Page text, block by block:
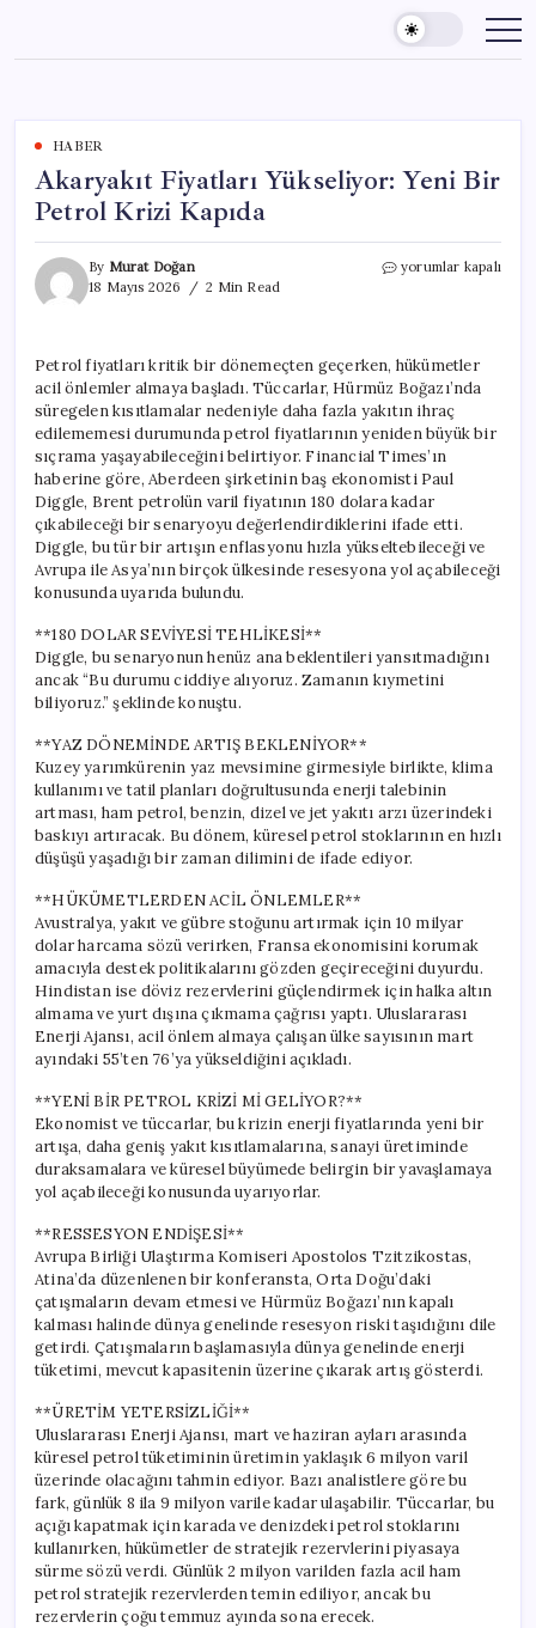
content
HABER
Akaryakıt Fiyatları Yükseliyor: Yeni Bir
Petrol Krizi Kapıda
By Murat Doğan
18 Mayıs 2026
2 Min Read
Akaryakıt
Petrol
Krizi
Kapıda
için
yorumlar kapalı
Petrol fiyatları kritik bir dönemeçten geçerken, hükümetler
acil önlemler almaya başladı. Tüccarlar, Hürmüz Boğazı’nda
süregelen kısıtlamalar nedeniyle daha fazla yakıtın ihraç
edilememesi durumunda petrol fiyatlarının yeniden büyük bir
sıçrama yaşayabileceğini belirtiyor. Financial Times’ın
haberine göre, Aberdeen şirketinin baş ekonomisti Paul
Diggle, Brent petrolün varil fiyatının 180 dolara kadar
çıkabileceği bir senaryoyu değerlendirdiklerini ifade etti.
Diggle, bu tür bir artışın enflasyonu hızla yükseltebileceği ve
Avrupa ile Asya’nın birçok ülkesinde resesyona yol açabileceği
konusunda uyarıda bulundu.
**180 DOLAR SEVİYESİ TEHLİKESİ**
Diggle, bu senaryonun henüz ana beklentileri yansıtmadığını
ancak “Bu durumu ciddiye alıyoruz. Zamanın kıymetini
biliyoruz.” şeklinde konuştu.
**YAZ DÖNEMİNDE ARTIŞ BEKLENİYOR**
Kuzey yarımkürenin yaz mevsimine girmesiyle birlikte, klima
kullanımı ve tatil planları doğrultusunda enerji talebinin
artması, ham petrol, benzin, dizel ve jet yakıtı arzı üzerindeki
baskıyı artıracak. Bu dönem, küresel petrol stoklarının en hızlı
düşüşü yaşadığı bir zaman dilimini de ifade ediyor.
**HÜKÜMETLERDEN ACİL ÖNLEMLER**
Avustralya, yakıt ve gübre stoğunu artırmak için 10 milyar
dolar harcama sözü verirken, Fransa ekonomisini korumak
amacıyla destek politikalarını gözden geçireceğini duyurdu.
Hindistan ise döviz rezervlerini güçlendirmek için halka altın
almama ve yurt dışına çıkmama çağrısı yaptı. Uluslararası
Enerji Ajansı, acil önlem almaya çalışan ülke sayısının mart
ayındaki 55’ten 76’ya yükseldiğini açıkladı.
**YENİ BİR PETROL KRİZİ Mİ GELİYOR?**
Ekonomist ve tüccarlar, bu krizin enerji fiyatlarında yeni bir
artışa, daha geniş yakıt kısıtlamalarına, sanayi üretiminde
duraksamalara ve küresel büyümede belirgin bir yavaşlamaya
yol açabileceği konusunda uyarıyorlar.
**RESSESYON ENDİŞESİ**
Avrupa Birliği Ulaştırma Komiseri Apostolos Tzitzikostas,
Atina’da düzenlenen bir konferansta, Orta Doğu’daki
çatışmaların devam etmesi ve Hürmüz Boğazı’nın kapalı
kalması halinde dünya genelinde resesyon riski taşıdığını dile
getirdi. Çatışmaların başlamasıyla dünya genelinde enerji
tüketimi, mevcut kapasitenin üzerine çıkarak artış gösterdi.
**ÜRETİM YETERSİZLİĞİ**
Uluslararası Enerji Ajansı, mart ve haziran ayları arasında
küresel petrol tüketiminin üretimin yaklaşık 6 milyon varil
üzerinde olacağını tahmin ediyor. Bazı analistlere göre bu
fark, günlük 8 ila 9 milyon varile kadar ulaşabilir. Tüccarlar, bu
açığı kapatmak için karada ve denizdeki petrol stoklarını
kullanırken, hükümetler de stratejik rezervlerini piyasaya
sürme sözü verdi. Günlük 2 milyon varilden fazla acil ham
petrol stratejik rezervlerden temin ediliyor, ancak bu
rezervlerin çoğu temmuz ayında sona erecek.